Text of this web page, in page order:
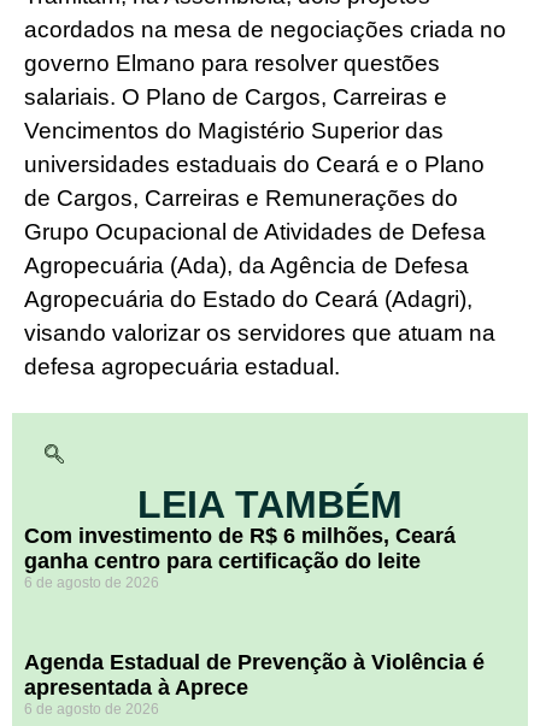
acordados na mesa de negociações criada no
governo Elmano para resolver questões
salariais. O Plano de Cargos, Carreiras e
Vencimentos do Magistério Superior das
universidades estaduais do Ceará e o Plano
de Cargos, Carreiras e Remunerações do
Grupo Ocupacional de Atividades de Defesa
Agropecuária (Ada), da Agência de Defesa
Agropecuária do Estado do Ceará (Adagri),
visando valorizar os servidores que atuam na
defesa agropecuária estadual.
LEIA TAMBÉM
Com investimento de R$ 6 milhões, Ceará
ganha centro para certificação do leite
6 de agosto de 2026
Agenda Estadual de Prevenção à Violência é
apresentada à Aprece
6 de agosto de 2026